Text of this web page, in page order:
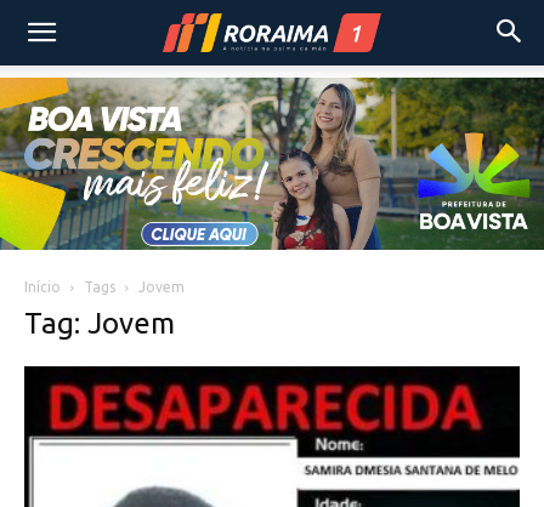
Início Tags Jovem
Tag: Jovem